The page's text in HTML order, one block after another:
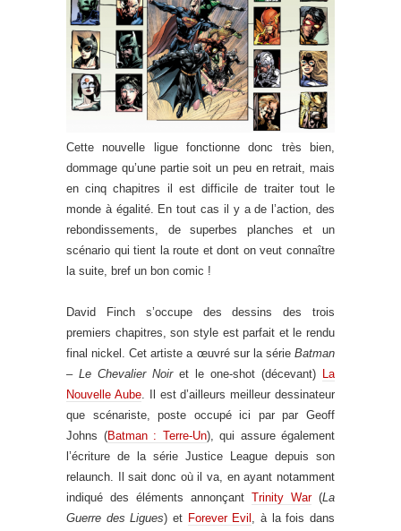
Cette nouvelle ligue fonctionne donc très bien,
dommage qu’une partie soit un peu en retrait, mais
en cinq chapitres il est difficile de traiter tout le
monde à égalité. En tout cas il y a de l’action, des
rebondissements, de superbes planches et un
scénario qui tient la route et dont on veut connaître
la suite, bref un bon comic !
David Finch s’occupe des dessins des trois
premiers chapitres, son style est parfait et le rendu
final nickel. Cet artiste a œuvré sur la série Batman
– Le Chevalier Noiret le one-shot (décevant) La
Nouvelle Aube. Il est d’ailleurs meilleur dessinateur
que scénariste, poste occupé ici par par Geoff
Johns (Batman : Terre-Un), qui assure également
l’écriture de la série Justice League depuis son
relaunch. Il sait donc où il va, en ayant notamment
indiqué des éléments annonçant Trinity War(La
Guerre des Ligues) et Forever Evil , à la fois dans